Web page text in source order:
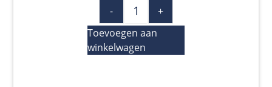
-
+
Toevoegen aan
winkelwagen